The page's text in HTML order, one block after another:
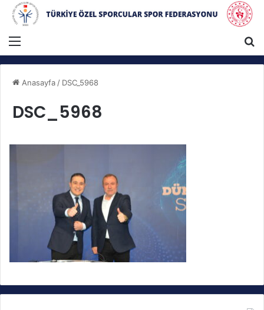
Anasayfa/ DSC_5968
DSC_5968